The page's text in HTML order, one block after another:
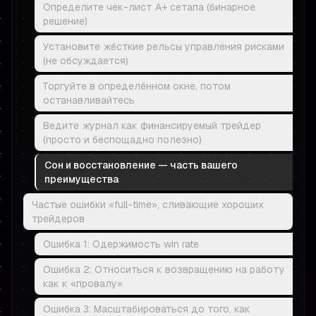
Определите чек-лист A+ сетапа (бинарное
решение)
Установите жёсткие рельсы управления рисками
(не обсуждается)
Торгуйте в определённом окне, потом
останавливайтесь
Ведите журнал как финансируемый трейдер
(просто и беспощадно полезно)
Сон и восстановление — часть вашего
преимущества
Частые ошибки «full-time», сливающие хороших
трейдеров
Ошибка 1: Одержимость win rate
Ошибка 2: Относиться к возвращению на работу
как к «провалу»
Ошибка 3: Масштабироваться до того, как